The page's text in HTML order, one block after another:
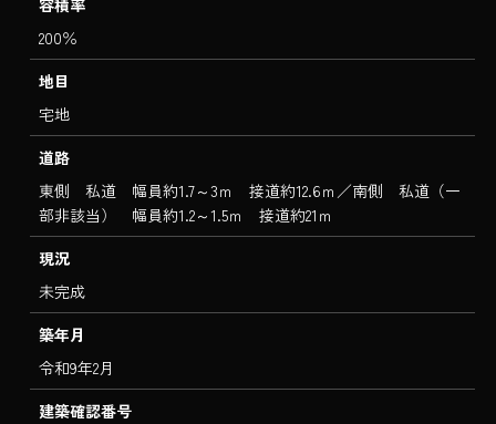
容積率
200％
地目
宅地
道路
東側 私道 幅員約1.7～3ｍ 接道約12.6ｍ／南側 私道（一
部非該当） 幅員約1.2～1.5ｍ 接道約21ｍ
現況
未完成
築年月
令和9年2月
建築確認番号